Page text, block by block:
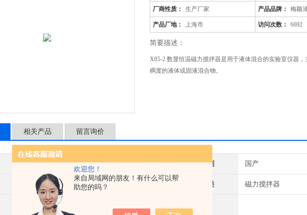
欢迎您！
来自局域网的朋友！有什么可以帮
助您的吗？
厂商性质： 生产厂家 产品品牌： 梅颖
产品厂地： 上海市 访问次数： 6692
简要描述：
X85-2 数显恒温磁力搅拌器是用于液体混合的实验室仪器
稠度的液体或固液混合物。
相关产品 留言询价
梅颖浦 产地类别 国产
1千-3千 仪器种类 磁力搅拌器
环保,食品/农产品,能源